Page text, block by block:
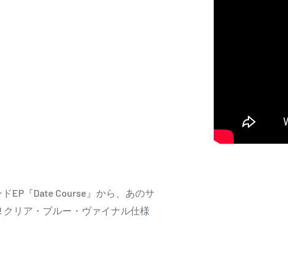
EP『Date Course』から、あのサ
リア・ブルー・ヴァイナル仕様